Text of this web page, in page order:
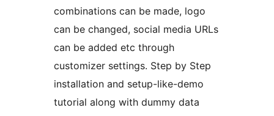
combinations can be made, logo
can be changed, social media URLs
can be added etc through
customizer settings. Step by Step
installation and setup-like-demo
tutorial along with dummy data